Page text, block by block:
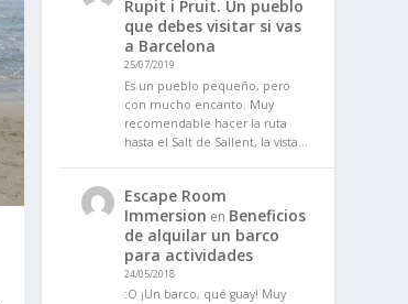
Rupit i Pruit. Un pueblo
que debes visitar si vas
a Barcelona
25/07/2019
Es un pueblo pequeño, pero
con mucho encanto. Muy
recomendable hacer la ruta
hasta el Salt de Sallent, la vista…
Escape Room
Immersion en Beneficios
de alquilar un barco
para actividades
24/05/2018
:O ¡Un barco, qué guay! Muy